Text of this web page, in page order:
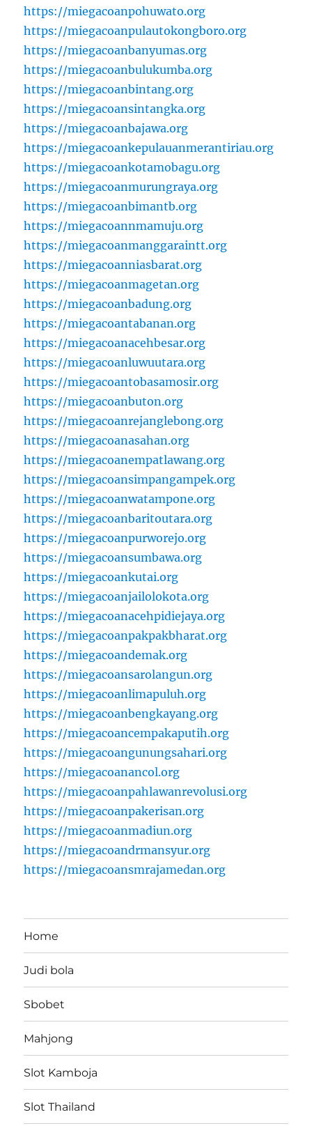
https://miegacoanpohuwato.org
https://miegacoanpulautokongboro.org
https://miegacoanbanyumas.org
https://miegacoanbulukumba.org
https://miegacoanbintang.org
https://miegacoansintangka.org
https://miegacoanbajawa.org
https://miegacoankepulauanmerantiriau.org
https://miegacoankotamobagu.org
https://miegacoanmurungraya.org
https://miegacoanbimantb.org
https://miegacoannmamuju.org
https://miegacoanmanggaraintt.org
https://miegacoanniasbarat.org
https://miegacoanmagetan.org
https://miegacoanbadung.org
https://miegacoantabanan.org
https://miegacoanacehbesar.org
https://miegacoanluwuutara.org
https://miegacoantobasamosir.org
https://miegacoanbuton.org
https://miegacoanrejanglebong.org
https://miegacoanasahan.org
https://miegacoanempatlawang.org
https://miegacoansimpangampek.org
https://miegacoanwatampone.org
https://miegacoanbaritoutara.org
https://miegacoanpurworejo.org
https://miegacoansumbawa.org
https://miegacoankutai.org
https://miegacoanjailolokota.org
https://miegacoanacehpidiejaya.org
https://miegacoanpakpakbharat.org
https://miegacoandemak.org
https://miegacoansarolangun.org
https://miegacoanlimapuluh.org
https://miegacoanbengkayang.org
https://miegacoancempakaputih.org
https://miegacoangunungsahari.org
https://miegacoanancol.org
https://miegacoanpahlawanrevolusi.org
https://miegacoanpakerisan.org
https://miegacoanmadiun.org
https://miegacoandrmansyur.org
https://miegacoansmrajamedan.org
Home
Judi bola
Sbobet
Mahjong
Slot Kamboja
Slot Thailand